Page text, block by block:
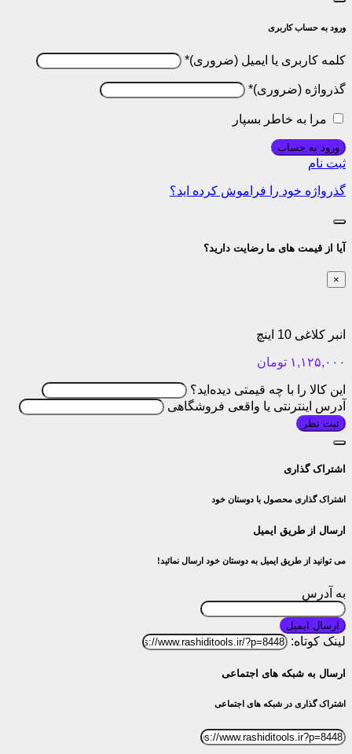
ورود به حساب کاربری
کلمه کاربری یا ایمیل *
گذرواژه *
مرا به خاطر بسپار
ورود به حساب
ثبت نام
گذرواژه خود را فراموش کرده اید؟
آیا از قیمت های ما رضایت دارید؟
×
انبر کلاغی 10 اینچ
۱,۱۲۵,۰۰۰ تومان
این کالا را با چه قیمتی دیده‌اید؟
آدرس اینترنتی یا واقعی فروشگاهی
ثبت نظر
اشتراک گذاری
اشتراک گذاری محصول با دوستان خود
ارسال از طریق ایمیل
می توانید از طریق ایمیل به دوستان خود ارسال نمائید!
به آدرس
ارسال ایمیل
لینک کوتاه:
ارسال به شبکه های اجتماعی
اشتراک گذاری در شبکه های اجتماعی